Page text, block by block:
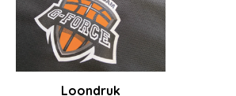
Loondruk